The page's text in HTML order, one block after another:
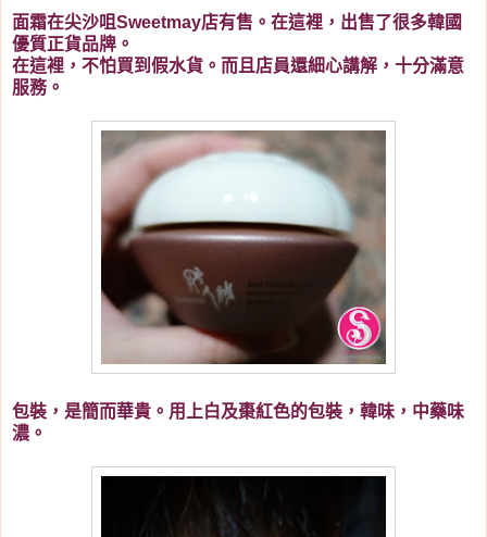
面霜在尖沙咀Sweetmay店有售。在這裡，出售了很多韓國
優質正貨品牌。
在這裡，不怕買到假水貨。而且店員還細心講解，十分滿意
服務。
包裝，是簡而華貴。用上白及棗紅色的包裝，韓味，中藥味
濃。